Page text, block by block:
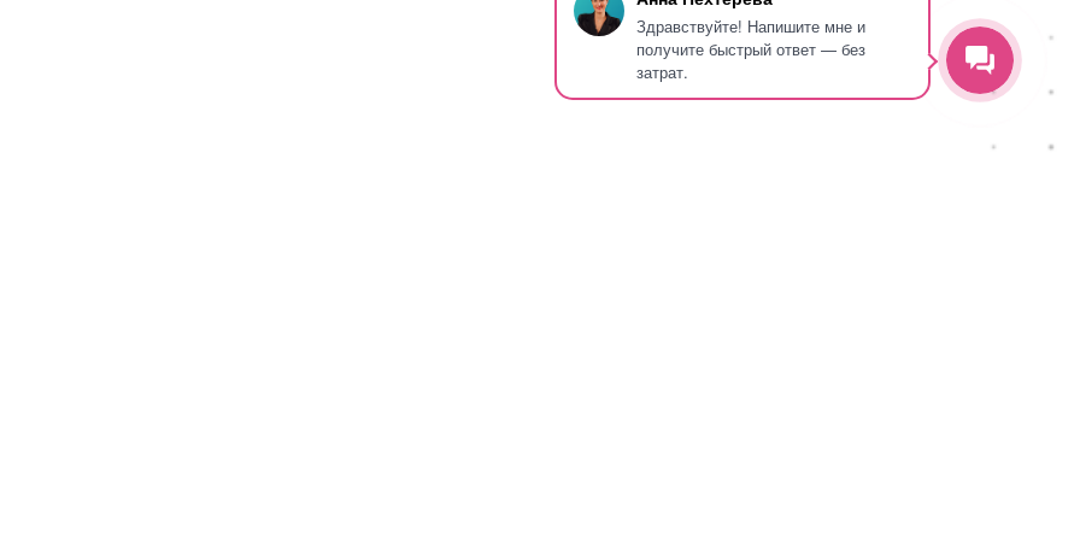
Здравствуйте! Напишите мне и
получите быстрый ответ — без
затрат.